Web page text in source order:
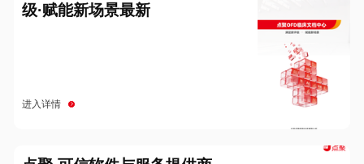
级·赋能新场景最新
进入详情